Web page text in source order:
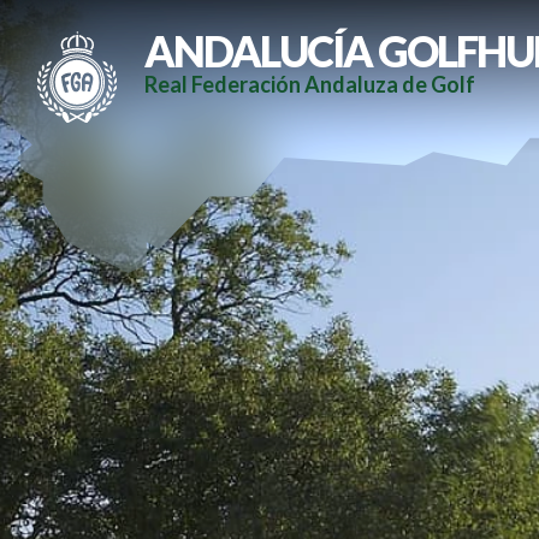
ANDALUCÍA
Real Federación Andaluza de Golf